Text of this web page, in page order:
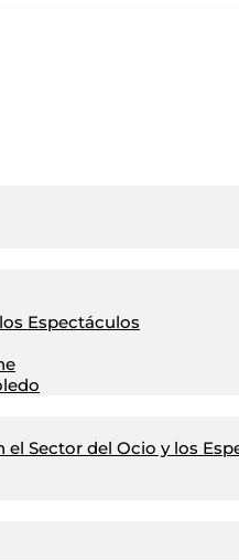
Espectáculos
el Sector del Ocio y los